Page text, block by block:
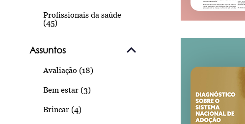
Profissionais da saúde
(45)
Assuntos
Avaliação (18)
Bem estar (3)
Brincar (4)